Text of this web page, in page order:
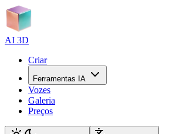
AI 3D
Criar
Ferramentas IA
Vozes
Galeria
Preços